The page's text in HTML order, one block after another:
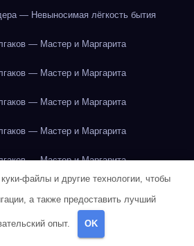
— Невыносимая лёгкость бытия
— Мастер и Маргарита
— Мастер и Маргарита
— Мастер и Маргарита
— Мастер и Маргарита
— Мастер и Маргарита
— Мастер и Маргарита
файлы и другие технологии, чтобы
а также предоставить лучший
опыт. OK